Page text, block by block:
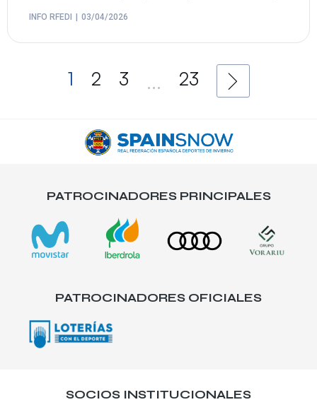
INFO RFEDI 03/04/2026
1 2 3 ... 23
PATROCINADORES PRINCIPALES
PATROCINADORES OFICIALES
SOCIOS INSTITUCIONALES